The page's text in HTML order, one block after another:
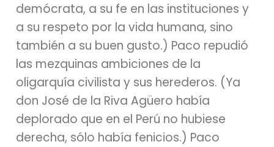
demócrata, a su fe en las instituciones y
a su respeto por la vida humana, sino
también a su buen gusto.) Paco repudió
las mezquinas ambiciones de la
oligarquía civilista y sus herederos. (Ya
don José de la Riva Agüero había
deplorado que en el Perú no hubiese
derecha, sólo había fenicios.) Paco